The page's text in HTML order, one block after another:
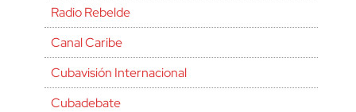
Radio Rebelde
Canal Caribe
Cubavisión Internacional
Cubadebate